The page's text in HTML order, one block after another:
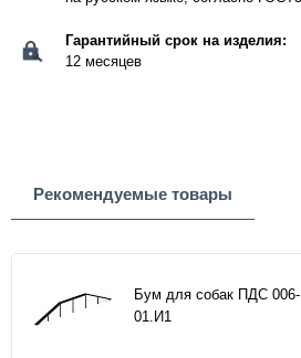
Гарантийный срок на изделия:
12 месяцев
Рекомендуемые товары
Бум для собак ПДС 006-
01.И1